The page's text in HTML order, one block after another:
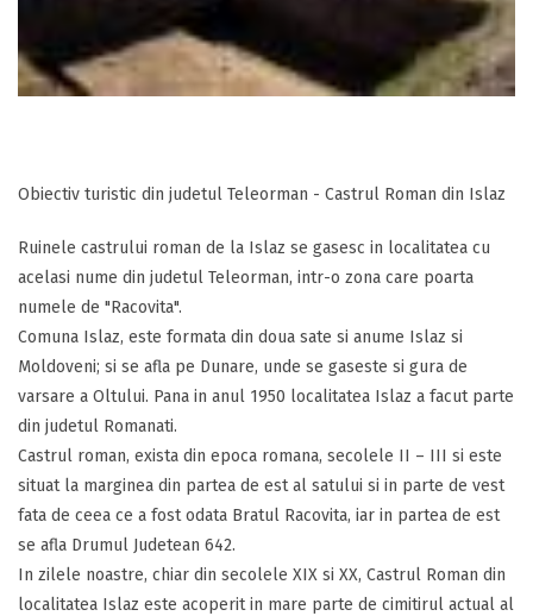
Obiectiv turistic din judetul Teleorman - Castrul Roman din Islaz
Ruinele castrului roman de la Islaz se gasesc in localitatea cu
acelasi nume din judetul Teleorman, intr-o zona care poarta
numele de "Racovita".
Comuna Islaz, este formata din doua sate si anume Islaz si
Moldoveni; si se afla pe Dunare, unde se gaseste si gura de
varsare a Oltului. Pana in anul 1950 localitatea Islaz a facut parte
din judetul Romanati.
Castrul roman, exista din epoca romana, secolele II – III si este
situat la marginea din partea de est al satului si in parte de vest
fata de ceea ce a fost odata Bratul Racovita, iar in partea de est
se afla Drumul Judetean 642.
In zilele noastre, chiar din secolele XIX si XX, Castrul Roman din
localitatea Islaz este acoperit in mare parte de cimitirul actual al